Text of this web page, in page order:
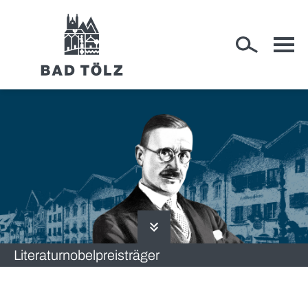
Literaturnobelpreisträger
WIRTSCHAFT
RUND UM BAD TÖLZ